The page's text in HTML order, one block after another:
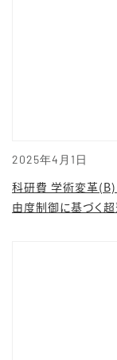
2025年4月1日
科研費 学術変革(B)
由度制御に基づく